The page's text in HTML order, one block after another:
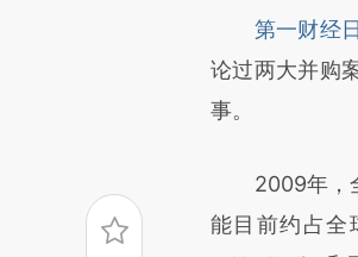
第一财经
论过两大并购
事。
2009年，全
能目前约占全